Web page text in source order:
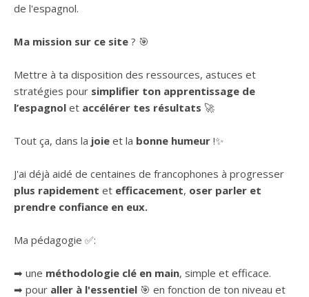
de l'espagnol.
Ma mission sur ce site ? 🎯
Mettre à ta disposition des ressources, astuces et
stratégies pour simplifier ton apprentissage de
l’espagnol et accélérer tes résultats 🚀
Tout ça, dans la joie et la bonne humeur !✨
J'ai déjà aidé de centaines de francophones à progresser
plus rapidement et efficacement, oser parler et
prendre confiance en eux.
Ma pédagogie ✅:
➡ une méthodologie clé en main, simple et efficace.
➡ pour aller à l'essentiel 🎯 en fonction de ton niveau et